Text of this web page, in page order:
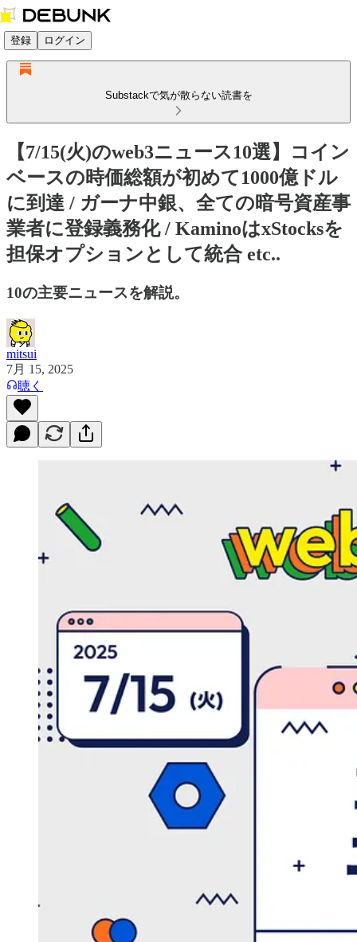
登録 ログイン
Substackで気が散らない読書を
【7/15(火)のweb3ニュース10選】コイン
ベースの時価総額が初めて1000億ドル
に到達 / ガーナ中銀、全ての暗号資産事
業者に登録義務化 / KaminoはxStocksを
担保オプションとして統合 etc..
10の主要ニュースを解説。
mitsui
7月 15, 2025
聴く